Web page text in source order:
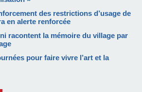
des restrictions d’usage de
en alerte renforcée
racontent la mémoire du village par
pour faire vivre l’art et la